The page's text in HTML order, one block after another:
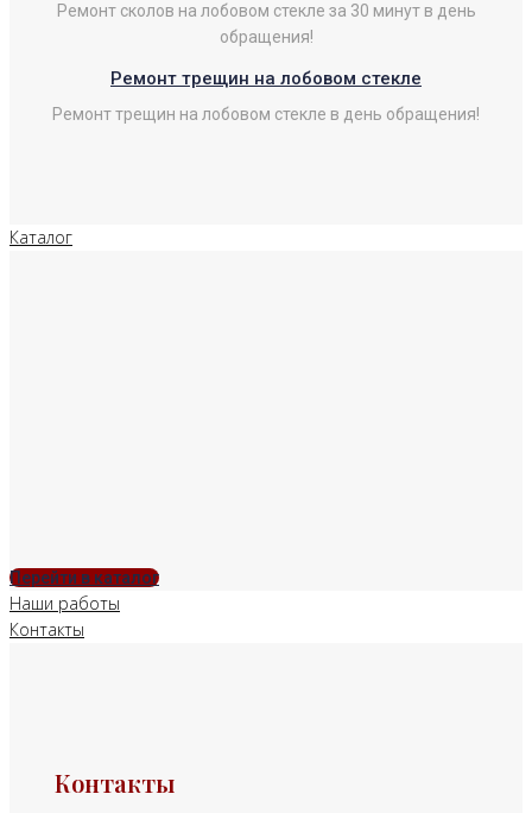
Ремонт сколов на лобовом стекле за 30 минут в день
обращения!
Ремонт трещин на лобовом стекле
Ремонт трещин на лобовом стекле в день обращения!
Каталог
Перейти в каталог
Наши работы
Контакты
Контакты